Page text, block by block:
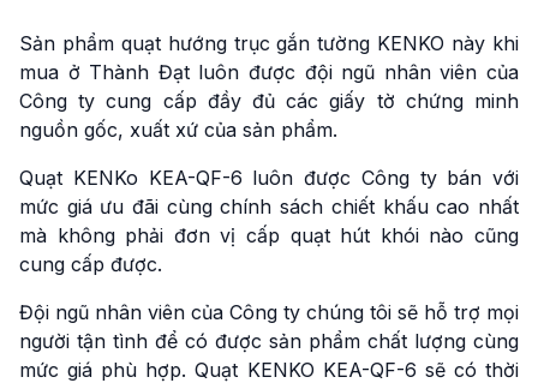
Sản phẩm quạt hướng trục gắn tường KENKO này khi
mua ở Thành Đạt luôn được đội ngũ nhân viên của
Công ty cung cấp đầy đủ các giấy tờ chứng minh
nguồn gốc, xuất xứ của sản phẩm.
Quạt KENKo KEA-QF-6 luôn được Công ty bán với
mức giá ưu đãi cùng chính sách chiết khấu cao nhất
mà không phải đơn vị cấp quạt hút khói nào cũng
cung cấp được.
Đội ngũ nhân viên của Công ty chúng tôi sẽ hỗ trợ mọi
người tận tình để có được sản phẩm chất lượng cùng
mức giá phù hợp. Quạt KENKO KEA-QF-6 sẽ có thời